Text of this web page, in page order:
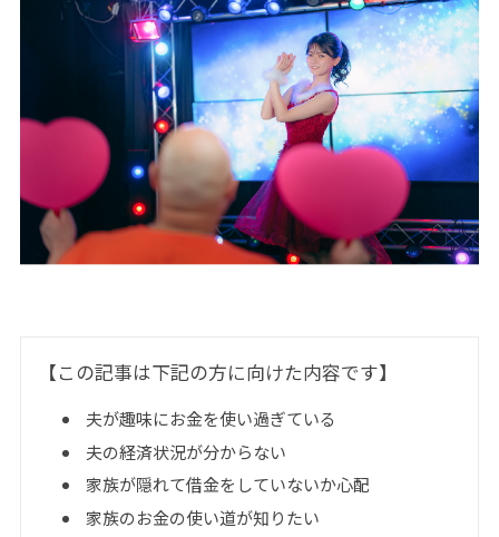
【この記事は下記の方に向けた内容です】
夫が趣味にお金を使い過ぎている
夫の経済状況が分からない
家族が隠れて借金をしていないか心配
家族のお金の使い道が知りたい